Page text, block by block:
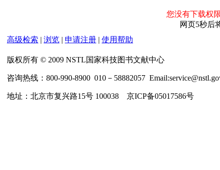
您没有下载权
网页5秒后
高级检索 | 浏览 | 申请注册 | 使用帮助
版权所有 © 2009 NSTL国家科技图书文献中心
咨询热线：800-990-8900 010－58882057
地址：北京市复兴路15号 100038 京ICP备05017586号